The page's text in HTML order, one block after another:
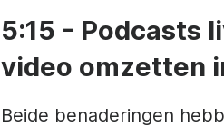
5:15 - Podcasts
video omzetten
Beide benaderingen